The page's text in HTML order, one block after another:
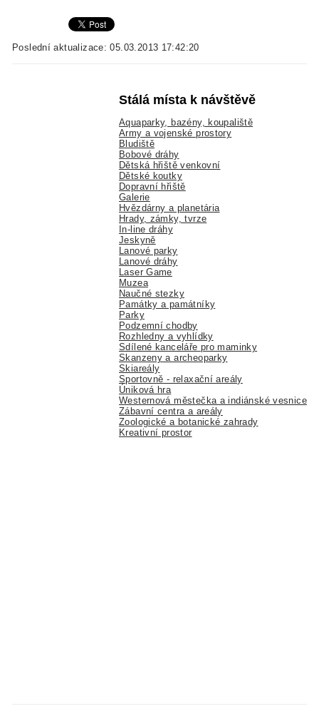
Poslední aktualizace: 05.03.2013 17:42:20
Stálá místa k návštěvě
Aquaparky, bazény, koupaliště
Army a vojenské prostory
Bludiště
Bobové dráhy
Dětská hřiště venkovní
Dětské koutky
Dopravní hřiště
Galerie
Hvězdárny a planetária
Hrady, zámky, tvrze
In-line dráhy
Jeskyně
Lanové parky
Lanové dráhy
Laser Game
Muzea
Naučné stezky
Památky a památníky
Parky
Podzemní chodby
Rozhledny a vyhlídky
Sdílené kanceláře pro maminky
Skanzeny a archeoparky
Skiareály
Sportovně - relaxační areály
Úniková hra
Westernová městečka a indiánské vesnice
Zábavní centra a areály
Zoologické a botanické zahrady
Kreativní prostor